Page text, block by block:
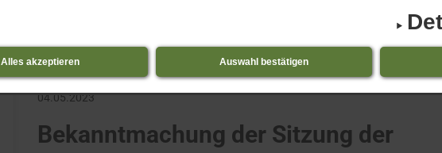
Alles akzeptieren Auswahl bestätigen
Start
Bekanntmachung der Sitzung der Gemeindevertretung am
04.05.2023
Bekanntmachung der Sitzung der